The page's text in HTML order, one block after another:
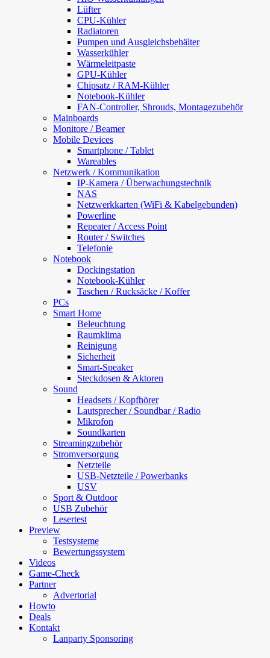
Lüfter
CPU-Kühler
Radiatoren
Pumpen und Ausgleichsbehälter
Wasserkühler
Wärmeleitpaste
GPU-Kühler
Chipsatz / RAM-Kühler
Notebook-Kühler
FAN-Controller, Shrouds, Montagezubehör
Mainboards
Monitore / Beamer
Mobile Devices
Smartphone / Tablet
Wareables
Netzwerk / Kommunikation
IP-Kamera / Überwachungstechnik
NAS
Netzwerkkarten (WiFi & Kabelgebunden)
Powerline
Repeater / Access Point
Router / Switches
Telefonie
Notebook
Dockingstation
Notebook-Kühler
Taschen / Rucksäcke / Koffer
PCs
Smart Home
Beleuchtung
Raumklima
Reinigung
Sicherheit
Smart-Speaker
Steckdosen & Aktoren
Sound
Headsets / Kopfhörer
Lautsprecher / Soundbar / Radio
Mikrofon
Soundkarten
Streamingzubehör
Stromversorgung
Netzteile
USB-Netzteile / Powerbanks
USV
Sport & Outdoor
USB Zubehör
Lesertest
Preview
Testsysteme
Bewertungssystem
Videos
Game-Check
Partner
Advertorial
Howto
Deals
Kontakt
Lanparty Sponsoring